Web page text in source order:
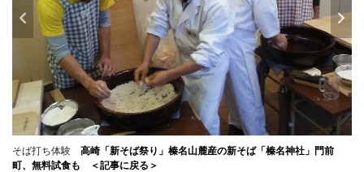
そば打ち体験 高崎「新そば祭り」榛名山麓産の新そば「榛名神社」門前
町、無料試食も ＜記事に戻る＞